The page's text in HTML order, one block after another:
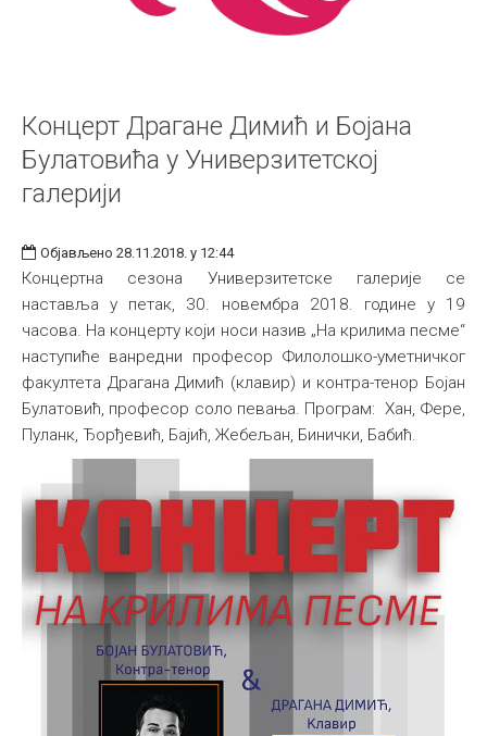
Концерт Драгане Димић и Бојана
Булатовића у Универзитетској
галерији
Објављено 28.11.2018. у 12:44
Концертна сезона Универзитетске галерије се
наставља у петак, 30. новембра 2018. године у 19
часова. На концерту који носи назив „На крилима песме“
наступиће ванредни професор Филолошко-уметничког
факултета Драгана Димић (клавир) и контра-тенор Бојан
Булатовић, професор соло певања. Програм: Хан, Фере,
Пуланк, Ђорђевић, Бајић, Жебељан, Бинички, Бабић.